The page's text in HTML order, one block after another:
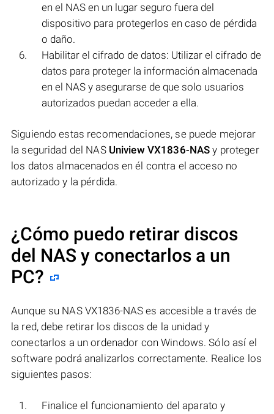
en el NAS en un lugar seguro fuera del
dispositivo para protegerlos en caso de pérdida
o daño.
Habilitar el cifrado de datos: Utilizar el cifrado de
datos para proteger la información almacenada
en el NAS y asegurarse de que solo usuarios
autorizados puedan acceder a ella.
Siguiendo estas recomendaciones, se puede mejorar
la seguridad del NAS Uniview VX1836-NAS y proteger
los datos almacenados en él contra el acceso no
autorizado y la pérdida.
¿Cómo puedo retirar discos
del NAS y conectarlos a un
PC?
Aunque su NAS VX1836-NAS es accesible a través de
la red, debe retirar los discos de la unidad y
conectarlos a un ordenador con Windows. Sólo así el
software podrá analizarlos correctamente. Realice los
siguientes pasos:
Finalice el funcionamiento del aparato y